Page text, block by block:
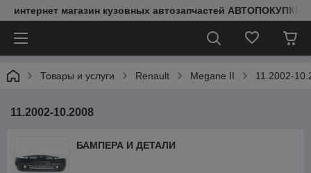
интернет магазин кузовных автозапчастей АВТОПОКУПКИ
Товары и услуги Renault Megane II 11.2002-
11.2002-10.2008
БАМПЕРА И ДЕТАЛИ